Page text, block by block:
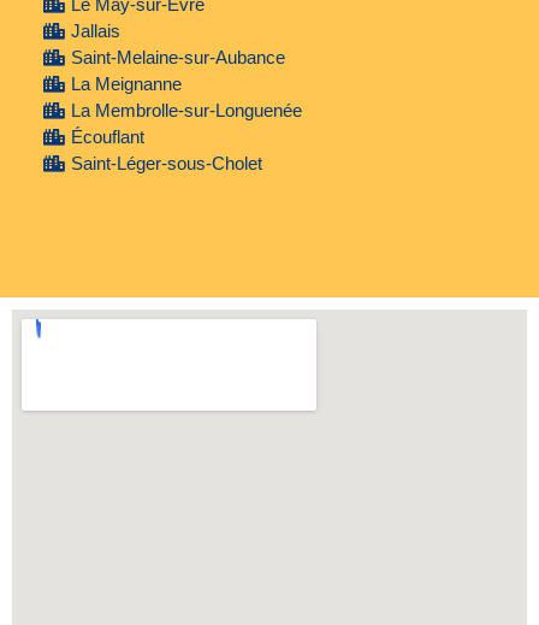
Le May-sur-Èvre
Jallais
Saint-Melaine-sur-Aubance
La Meignanne
La Membrolle-sur-Longuenée
Écouflant
Saint-Léger-sous-Cholet